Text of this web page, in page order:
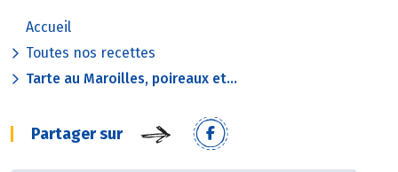
Accueil
Toutes nos recettes
Tarte au Maroilles, poireaux et...
Partager sur